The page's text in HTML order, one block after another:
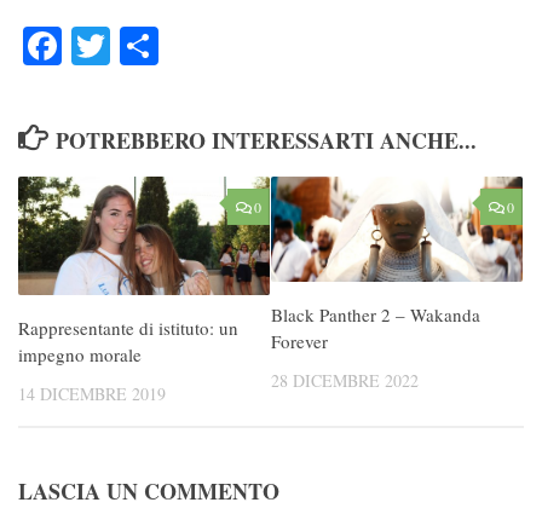
FacebookTwitter
POTREBBERO INTERESSARTI ANCHE...
0
Rappresentante di istituto: un
impegno morale
14 DICEMBRE 2019
0
Black Panther 2 – Wakanda
Forever
28 DICEMBRE 2022
LASCIA UN COMMENTO